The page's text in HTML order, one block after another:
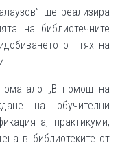
ще реализира
на библиотечните
от тях на
„В помощ на
на обучителни
практикуми,
в библиотеките от